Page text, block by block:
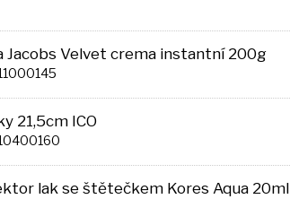
Jacobs Velvet crema instantní 200g
21,5cm ICO
lak se štětečkem Kores Aqua 20ml